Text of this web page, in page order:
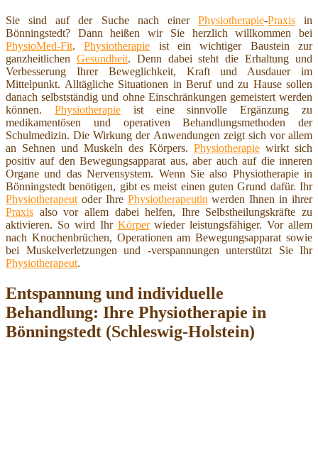
Sie sind auf der Suche nach einer Physiotherapie-Praxisin
Bönningstedt? Dann heißen wir Sie herzlich willkommen bei
PhysioMed-Fit.Physiotherapie ist ein wichtiger Baustein zur
ganzheitlichen Gesundheit. Denn dabei steht die Erhaltung und
Verbesserung Ihrer Beweglichkeit, Kraft und Ausdauer im
Mittelpunkt. Alltägliche Situationen in Beruf und zu Hause sollen
danach selbstständig und ohne Einschränkungen gemeistert werden
können. Physiotherapieist eine sinnvolle Ergänzung zu
medikamentösen und operativen Behandlungsmethoden der
Schulmedizin. Die Wirkung der Anwendungen zeigt sich vor allem
an Sehnen und Muskeln des Körpers. Physiotherapie wirkt sich
positiv auf den Bewegungsapparat aus, aber auch auf die inneren
Organe und das Nervensystem. Wenn Sie also Physiotherapie in
Bönningstedt benötigen, gibt es meist einen guten Grund dafür. Ihr
Physiotherapeut oder Ihre Physiotherapeutin werden Ihnen in ihrer
Praxis also vor allem dabei helfen, Ihre Selbstheilungskräfte zu
aktivieren. So wird Ihr Körperwieder leistungsfähiger. Vor allem
nach Knochenbrüchen, Operationen am Bewegungsapparat sowie
bei Muskelverletzungen und -verspannungen unterstützt Sie Ihr
Physiotherapeut.
Entspannung und individuelle
Behandlung: Ihre Physiotherapie in
Bönningstedt (Schleswig-Holstein)